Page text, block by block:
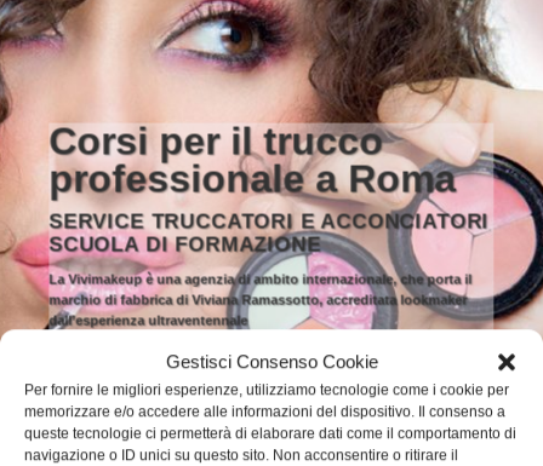
Gestisci Consenso Cookie
Per fornire le migliori esperienze, utilizziamo tecnologie come i cookie per
memorizzare e/o accedere alle informazioni del dispositivo. Il consenso a
queste tecnologie ci permetterà di elaborare dati come il comportamento di
navigazione o ID unici su questo sito. Non acconsentire o ritirare il
Corsi per il trucco
professionale a Roma
SERVICE TRUCCATORI E ACCONCIATORI
SCUOLA DI FORMAZIONE
La Vivimakeup è una agenzia di ambito internazionale, che porta il
marchio di fabbrica di Viviana Ramassotto, accreditata lookmaker
dall’esperienza ultraventennale
VAI ALLA LISTA DEI CORSI SPECIALE SPOSA